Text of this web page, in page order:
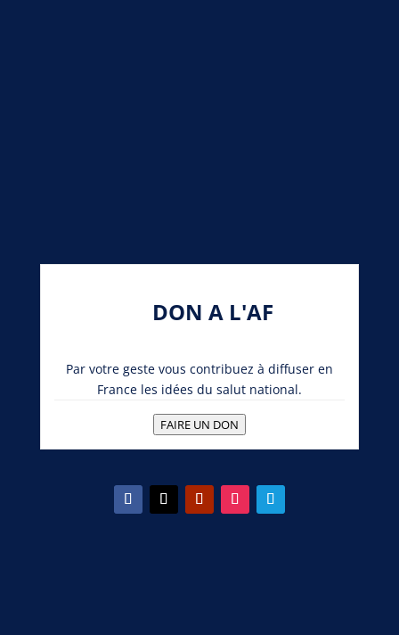
DON A L'AF
Par votre geste vous contribuez à diffuser en
France les idées du salut national.
FAIRE UN DON